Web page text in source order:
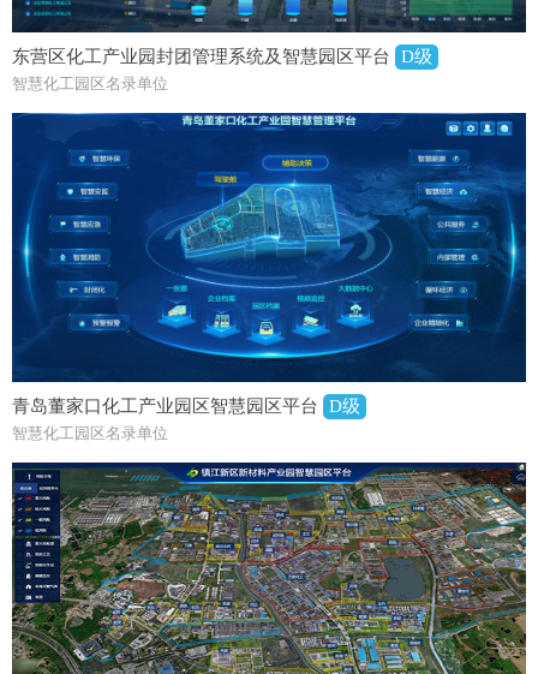
东营区化工产业园封团管理系统及智慧园区平台 D级
智慧化工园区名录单位
青岛董家口化工产业园区智慧园区平台 D级
智慧化工园区名录单位